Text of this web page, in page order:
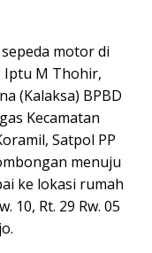
motor di
Iptu M Thohir,
(Kalaksa) BPBD
Kecamatan
Satpol PP
menuju
ke lokasi rumah
10, Rt. 29 Rw. 05